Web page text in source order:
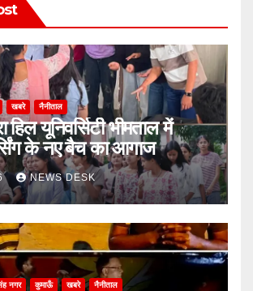
खबरे नैनीताल
हिल यूनिवर्सिटी भीमताल में
के नए बैच का आगाज
NEWS DESK
नगर कुमाऊँ खबरे नैनीताल